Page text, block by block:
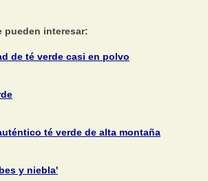
pueden interesar:
de té verde casi en polvo
té verde de alta montaña
y niebla'